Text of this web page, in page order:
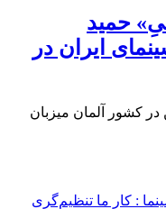
حمید
ایران در
کشور آلمان میزبان
: کار ما تنظیم‌گری